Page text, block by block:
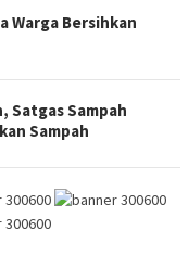
Warga Bersihkan
Satgas Sampah
Sampah